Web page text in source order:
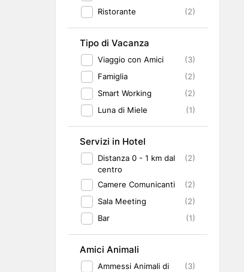
Ristorante
(2)
Tipo di Vacanza
Viaggio con Amici
(3)
Famiglia
(2)
Smart Working
(2)
Luna di Miele
(1)
Servizi in Hotel
Distanza 0 - 1 km dal
centro
(2)
Camere Comunicanti
(2)
Sala Meeting
(2)
Bar
(1)
Amici Animali
Ammessi Animali di
(3)